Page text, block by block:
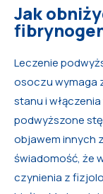
Jak
Leczenie
osoczu wymaga
stanu i
podwyższone
objawem innych
świadomość, że
czynienia z